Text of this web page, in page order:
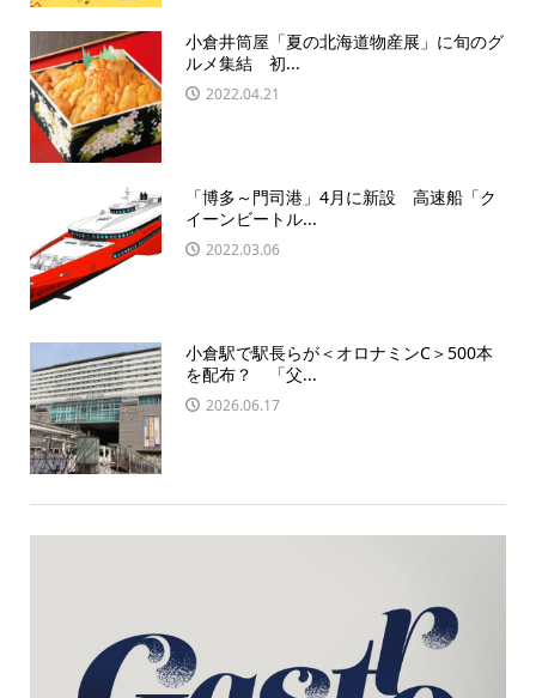
小倉井筒屋「夏の北海道物産展」に旬のグ
ルメ集結 初...
2022.04.21
「博多～門司港」4月に新設 高速船「ク
イーンビートル...
2022.03.06
小倉駅で駅長らが＜オロナミンC＞500本
を配布？ 「父...
2026.06.17